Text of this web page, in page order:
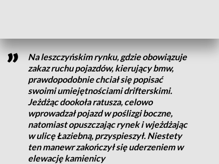
Na leszczyńskim rynku, gdzie obowiązuje
zakaz ruchu pojazdów, kierujący bmw,
prawdopodobnie chciał się popisać
swoimi umiejętnościami drifterskimi.
Jeżdżąc dookoła ratusza, celowo
wprowadzał pojazd w poślizgi boczne,
natomiast opuszczając rynek i wjeżdżając
w ulicę Łaziebną, przyspieszył. Niestety
ten manewr zakończył się uderzeniem w
elewację kamienicy